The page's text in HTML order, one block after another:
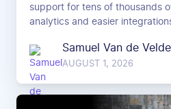
support for tens of thousands
analytics and easier
Samuel Van de Velde
AUGUST 1, 2026